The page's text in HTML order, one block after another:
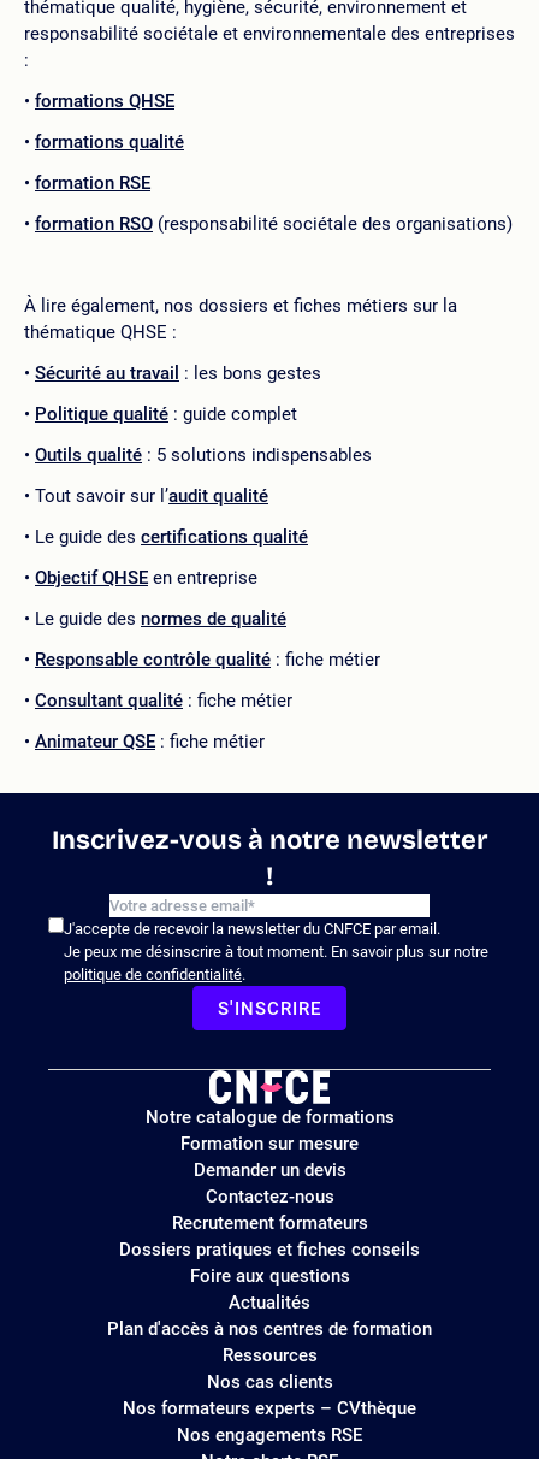
thématique qualité, hygiène, sécurité, environnement et
responsabilité sociétale et environnementale des entreprises
:
formations QHSE
formations qualité
formation RSE
formation RSO (responsabilité sociétale des organisations)
À lire également, nos dossiers et fiches métiers sur la
thématique QHSE :
Sécurité au travail : les bons gestes
Politique qualité : guide complet
Outils qualité : 5 solutions indispensables
Tout savoir sur l’audit qualité
Le guide des certifications qualité
Objectif QHSE en entreprise
Le guide des normes de qualité
Responsable contrôle qualité : fiche métier
Consultant qualité : fiche métier
Animateur QSE : fiche métier
Inscrivez-vous à notre newsletter
!
J'accepte de recevoir la newsletter du CNFCE par email.
Je peux me désinscrire à tout moment. En savoir plus sur notre
politique de confidentialité.
S'INSCRIRE
Logo
site
Notre catalogue de formations
Formation sur mesure
Demander un devis
Contactez-nous
Recrutement formateurs
Dossiers pratiques et fiches conseils
Foire aux questions
Actualités
Plan d'accès à nos centres de formation
Ressources
Nos cas clients
Nos formateurs experts – CVthèque
Nos engagements RSE